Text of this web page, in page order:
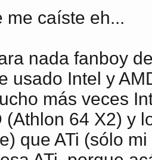
me caíste eh...
nada fanboy
usado Intel y
más veces
(Athlon 64 X2) y
que ATi (sólo